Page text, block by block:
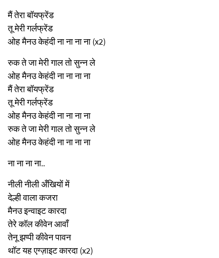
मैं तेरा बॉयफ्रेंड
तू मेरी गर्लफ्रेंड
ओह मैनउ केहंदी ना ना ना ना (x2)
रुक ते जा मेरी गाल तो सुन्न ले
ओह मैनउ केहंदी ना ना ना ना
मैं तेरा बॉयफ्रेंड
तू मेरी गर्लफ्रेंड
ओह मैनउ केहंदी ना ना ना ना
रुक ते जा मेरी गाल तो सुन्न ले
ओह मैनउ केहंदी ना ना ना ना
ना ना ना ना..
नीली नीली अँखियों में
देल्ही वाला कजरा
मैनउ इन्वाइट कारदा
तेरे कॉल कीवेन आवाँ
तेनू झप्पी कीवेन पावन
थॉट यह एग्ज़ाइट कारदा (x2)